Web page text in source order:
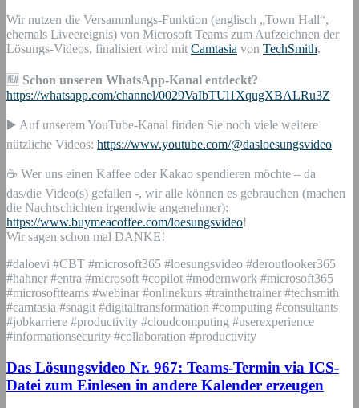
Wir nutzen die Versammlungs-Funktion (englisch „Town Hall“,
ehemals Liveereignis) von Microsoft Teams zum Aufzeichnen der
Lösungs-Videos, finalisiert wird mit Camtasia von TechSmith.
🆕 Schon unseren WhatsApp-Kanal entdeckt?
https://whatsapp.com/channel/0029VaIbTUl1XqugXBALRu3Z
▶️ Auf unserem YouTube-Kanal finden Sie noch viele weitere
nützliche Videos: https://www.youtube.com/@dasloesungsvideo
☕ Wer uns einen Kaffee oder Kakao spendieren möchte – da
das/die Video(s) gefallen -, wir alle können es gebrauchen (machen
die Nachtschichten irgendwie angenehmer):
https://www.buymeacoffee.com/loesungsvideo!
Wir sagen schon mal DANKE!
#daloevi #CBT #microsoft365 #loesungsvideo #deroutlooker365
#hahner #entra #microsoft #copilot #modernwork #microsoft365
#microsoftteams #webinar #onlinekurs #trainthetrainer #techsmith
#camtasia #snagit #digitaltransformation #computing #consultants
#jobkarriere #productivity #cloudcomputing #userexperience
#informationsecurity #collaboration #productivity
Das Lösungsvideo Nr. 967: Teams-Termin via ICS-
Datei zum Einlesen in andere Kalender erzeugen